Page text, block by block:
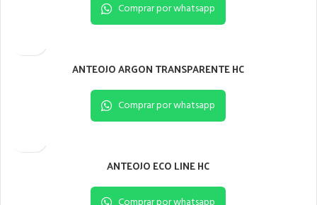
Comprar por whatsapp
ANTEOJO ARGON TRANSPARENTE HC
Comprar por whatsapp
ANTEOJO ECO LINE HC